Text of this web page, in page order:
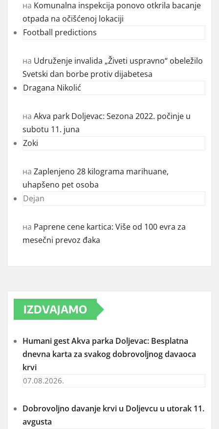
на Komunalna inspekcija ponovo otkrila bacanje
otpada na očišćenoj lokaciji
Football predictions
на Udruženje invalida „Živeti uspravno“ obeležilo
Svetski dan borbe protiv dijabetesa
Dragana Nikolić
на Akva park Doljevac: Sezona 2022. počinje u
subotu 11. juna
Zoki
на Zaplenjeno 28 kilograma marihuane,
uhapšeno pet osoba
Dejan
на Paprene cene kartica: Više od 100 evra za
mesečni prevoz đaka
IZDVAJAMO
Humani gest Akva parka Doljevac: Besplatna
dnevna karta za svakog dobrovoljnog davaoca
krvi
07.08.2026.
Dobrovoljno davanje krvi u Doljevcu u utorak 11.
avgusta